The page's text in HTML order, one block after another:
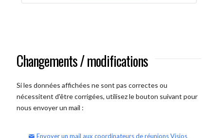
Changements / modifications
Si les données affichées ne sont pas correctes ou
nécessitent d'être corrigées, utilisez le bouton suivant pour
nous envoyer un mail :
Envoyer un mail aux coordinateurs de réunions Visios